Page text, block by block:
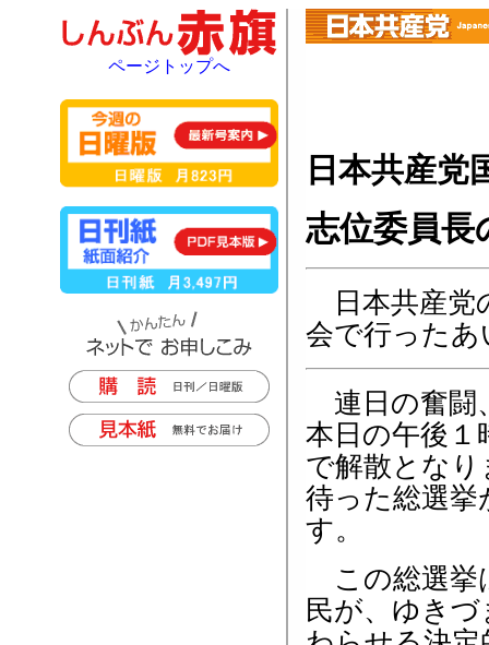
日本共産党
志位委員長
日本共産党
会で行った
連日の奮闘
本日の午後１
で解散とな
待った総選
す。
この総選挙
民が、ゆき
ページトップへ